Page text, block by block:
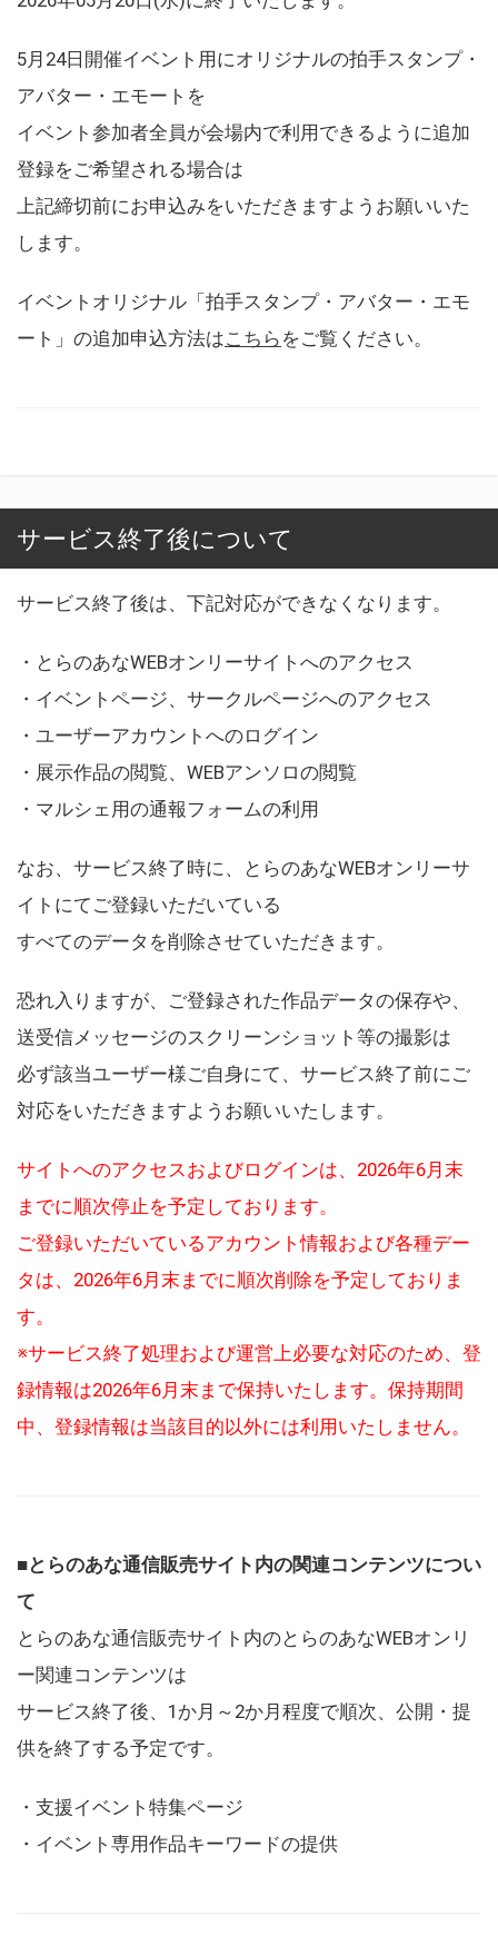
5月24日開催イベント用にオリジナルの拍手スタンプ・
アバター・エモートを
イベント参加者全員が会場内で利用できるように追加
登録をご希望される場合は
上記締切前にお申込みをいただきますようお願いいた
します。
イベントオリジナル「拍手スタンプ・アバター・エモ
ート」の追加申込方法はこちら をご覧ください。
サービス終了後について
サービス終了後は、下記対応ができなくなります。
・とらのあなWEBオンリーサイトへのアクセス
・イベントページ、サークルページへのアクセス
・ユーザーアカウントへのログイン
・展示作品の閲覧、WEBアンソロの閲覧
・マルシェ用の通報フォームの利用
なお、サービス終了時に、とらのあなWEBオンリーサ
イトにてご登録いただいている
すべてのデータを削除させていただきます。
恐れ入りますが、ご登録された作品データの保存や、
送受信メッセージのスクリーンショット等の撮影は
必ず該当ユーザー様ご自身にて、サービス終了前にご
対応をいただきますようお願いいたします。
サイトへのアクセスおよびログインは、2026年6月末
までに順次停止を予定しております。
ご登録いただいているアカウント情報および各種デー
タは、2026年6月末までに順次削除を予定しておりま
す。
※サービス終了処理および運営上必要な対応のため、登
録情報は2026年6月末まで保持いたします。保持期間
中、登録情報は当該目的以外には利用いたしません。
■とらのあな通信販売サイト内の関連コンテンツについ
て
とらのあな通信販売サイト内のとらのあなWEBオンリ
ー関連コンテンツは
サービス終了後、1か月～2か月程度で順次、公開・提
供を終了する予定です。
・支援イベント特集ページ
・イベント専用作品キーワードの提供